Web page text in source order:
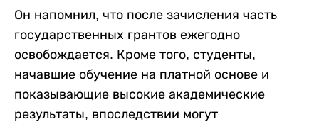
Он напомнил, что после зачисления часть
государственных грантов ежегодно
освобождается. Кроме того, студенты,
начавшие обучение на платной основе и
показывающие высокие академические
результаты, впоследствии могут